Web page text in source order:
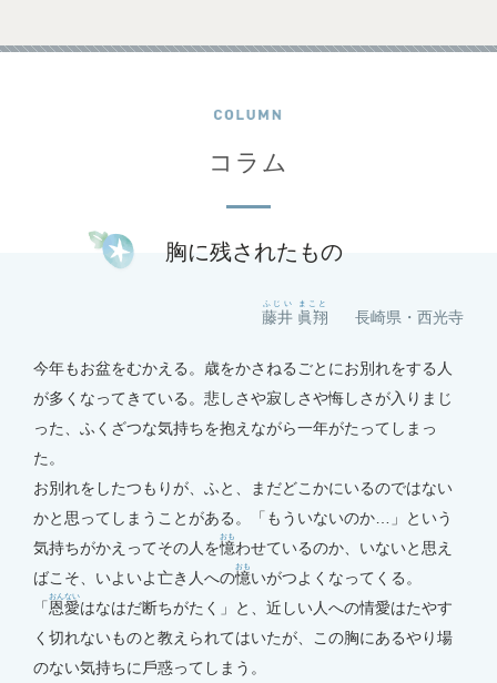
コラム
胸に残されたもの
藤井 眞翔
ふじい まこと
⻑崎県・⻄光寺
今年もお盆をむかえる。歳をかさねるごとにお別れをする⼈
が多くなってきている。悲しさや寂しさや悔しさが⼊りまじ
った、ふくざつな気持ちを抱えながら⼀年がたってしまっ
た。
お別れをしたつもりが、ふと、まだどこかにいるのではない
かと思ってしまうことがある。「もういないのか…」という
気持ちがかえってその⼈を憶
おも
わせているのか、いないと思え
ばこそ、いよいよ亡き⼈への憶
おも
いがつよくなってくる。
「 恩愛
おんない
はなはだ断ちがたく」と、近しい⼈への情愛はたやす
く切れないものと教えられてはいたが、この胸にあるやり場
のない気持ちに⼾惑ってしまう。